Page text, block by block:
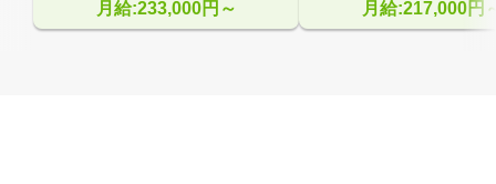
月給:233,000円～ 月給:217,000円